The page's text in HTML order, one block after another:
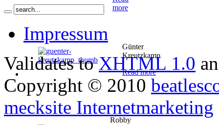
more
Günter
Kreutzkamp
Read more
Robby
Impressum
Validates toXHTML 1.0
Copyright © 2010
mecksite Internetmarketing